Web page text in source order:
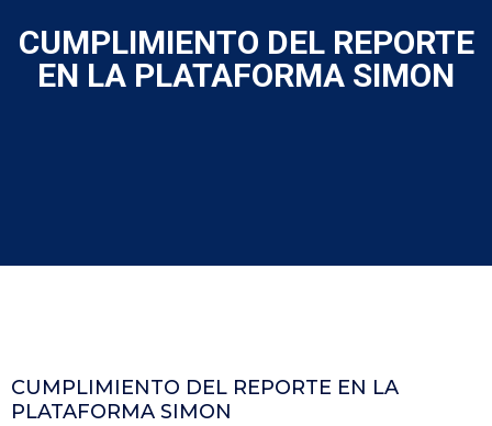
CUMPLIMIENTO DEL REPORTE
EN LA PLATAFORMA SIMON
CUMPLIMIENTO DEL REPORTE EN LA
PLATAFORMA SIMON